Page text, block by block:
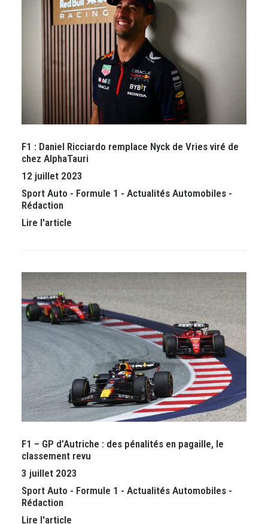
F1 : Daniel Ricciardo remplace Nyck de Vries viré de
chez AlphaTauri
12 juillet 2023
Sport Auto - Formule 1 - Actualités Automobiles -
Rédaction
Lire l'article
F1 – GP d’Autriche : des pénalités en pagaille, le
classement revu
3 juillet 2023
Sport Auto - Formule 1 - Actualités Automobiles -
Rédaction
Lire l'article